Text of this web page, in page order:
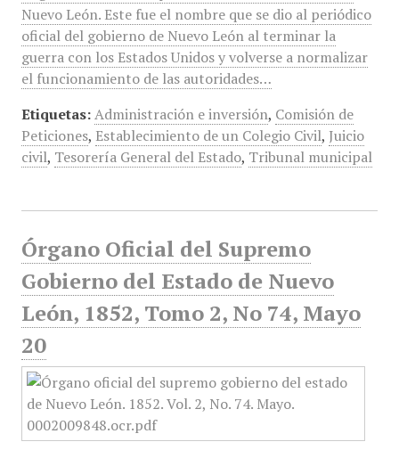
Nuevo León. Este fue el nombre que se dio al periódico
oficial del gobierno de Nuevo León al terminar la
guerra con los Estados Unidos y volverse a normalizar
el funcionamiento de las autoridades…
Etiquetas: Administración e inversión, Comisión de
Peticiones, Establecimiento de un Colegio Civil, Juicio
civil, Tesorería General del Estado, Tribunal municipal
Órgano Oficial del Supremo
Gobierno del Estado de Nuevo
León, 1852, Tomo 2, No 74, Mayo
20